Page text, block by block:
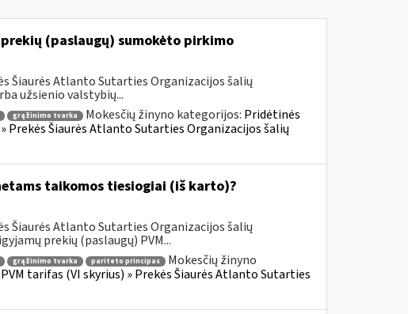
(paslaugų) sumokėto pirkimo
Šiaurės Atlanto Sutarties Organizacijos šalių
užsienio valstybių...
grąžinimo tvarka Mokesčių žinyno kategorijos: Pridėtinės
Prekės Šiaurės Atlanto Sutarties Organizacijos šalių
taikomos tiesiogiai (iš karto)?
Šiaurės Atlanto Sutarties Organizacijos šalių
prekių (paslaugų) PVM...
grąžinimo tvarka pariteto principas
Mokesčių žinyno
tarifas (VI skyrius) » Prekės Šiaurės Atlanto Sutarties